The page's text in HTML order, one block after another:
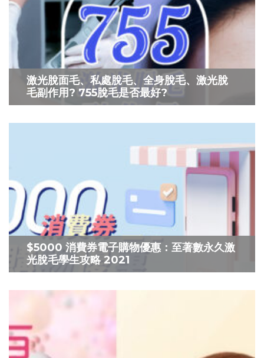
激光脫面毛、私處脫毛、全身脫毛、激光脫
毛副作用? 755脫毛是否最好?
$5000 消費券電子購物優惠：至著數永久激
光脫毛學生攻略 2021